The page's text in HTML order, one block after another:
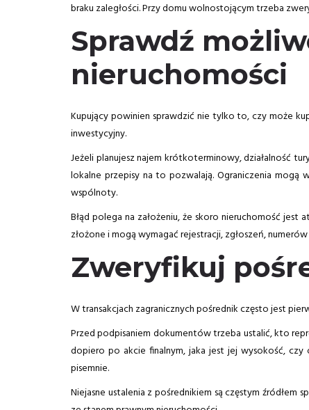
braku zaległości. Przy domu wolnostojącym trzeba
Sprawdź
nieruchomości
Kupujący powinien sprawdzić nie tylko to, czy może
inwestycyjny.
Jeżeli planujesz najem krótkoterminowy, działalność
lokalne przepisy na to pozwalają. Ograniczenia mogą
wspólnoty.
Błąd polega na założeniu, że skoro nieruchomość
złożone i mogą wymagać rejestracji, zgłoszeń,
Zweryfikuj
W transakcjach zagranicznych pośrednik często jest
Przed podpisaniem dokumentów trzeba ustalić, kto
dopiero po akcie finalnym, jaka jest jej wysokość,
pisemnie.
Niejasne ustalenia z pośrednikiem są częstym